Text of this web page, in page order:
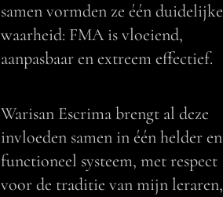
samen vormden ze één duidelijke
waarheid: FMA is vloeiend,
aanpasbaar en extreem effectief.
Warisan Escrima brengt al deze
invloeden samen in één helder en
functioneel systeem, met respect
voor de traditie van mijn leraren,